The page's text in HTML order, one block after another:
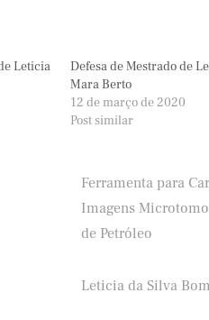
Leticia
Defesa de Mestrado de
Mara Berto
12 de março de 2020
Post similar
Ferramenta para
Imagens
de Petróleo
Leticia da Silva